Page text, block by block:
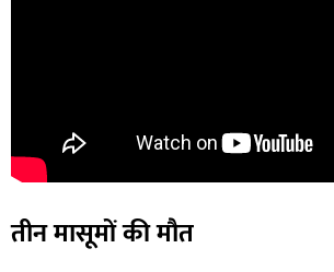
तीन मासूमों की मौत